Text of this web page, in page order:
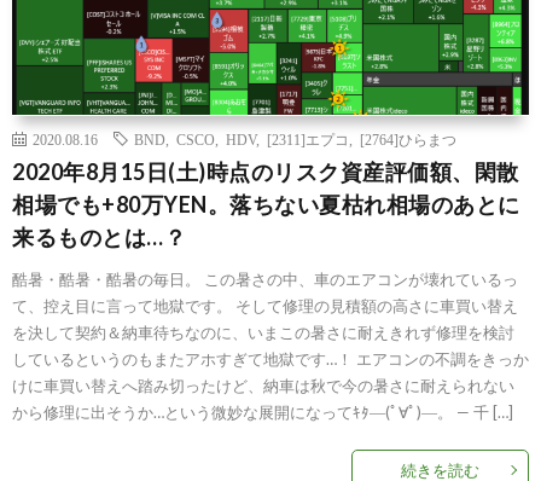
2020.08.16 BND CSCO HDV, [2311]エプコ [2764]ひらまつ
2020年8月15日(土)時点のリスク資産評価額、閑散
相場でも+80万YEN。落ちない夏枯れ相場のあとに
来るものとは…？
酷暑・酷暑・酷暑の毎日。 この暑さの中、車のエアコンが壊れているっ
て、控え目に言って地獄です。 そして修理の見積額の高さに車買い替え
を決して契約＆納車待ちなのに、いまこの暑さに耐えきれず修理を検討
しているというのもまたアホすぎて地獄です…！ エアコンの不調をきっか
けに車買い替えへ踏み切ったけど、納車は秋で今の暑さに耐えられない
から修理に出そうか…という微妙な展開になってｷﾀ―(ﾟ∀ﾟ)―。 — 千 […]
続きを読む